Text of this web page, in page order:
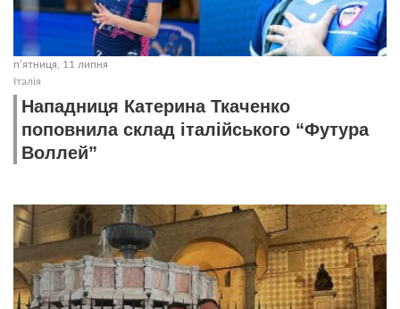
пʼятниця, 11 липня
Італія
Нападниця Катерина Ткаченко
поповнила склад італійського “Футура
Воллей”